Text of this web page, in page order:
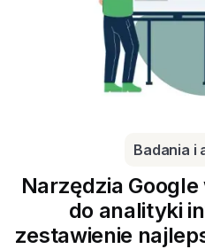
Badania i
Narzędzia
do analityki
zestawienie